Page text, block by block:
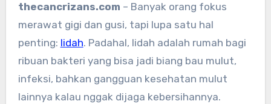
thecancrizans.com – Banyak orang fokus
merawat gigi dan gusi, tapi lupa satu hal
penting: lidah. Padahal, lidah adalah rumah bagi
ribuan bakteri yang bisa jadi biang bau mulut,
infeksi, bahkan gangguan kesehatan mulut
lainnya kalau nggak dijaga kebersihannya.